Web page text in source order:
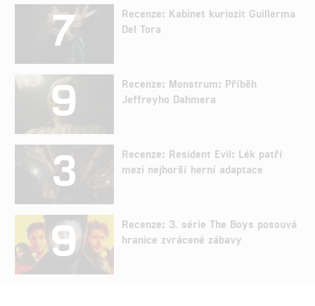
7
Recenze: Kabinet kuriozit Guillerma
Del Tora
9
Recenze: Monstrum: Příběh
Jeffreyho Dahmera
3
Recenze: Resident Evil: Lék patří
mezi nejhorší herní adaptace
9
Recenze: 3. série The Boys posouvá
hranice zvrácené zábavy